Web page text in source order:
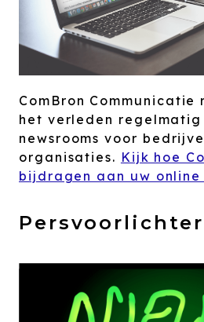
ComBron Communicatie
het verleden regelmatig
newsrooms voor
organisaties. Kijk hoe
bijdragen aan uw online
Persvoorlichter